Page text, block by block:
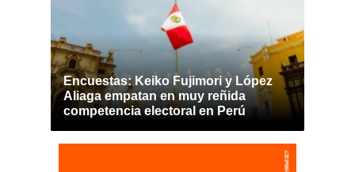
Encuestas: Keiko Fujimori y López
Aliaga empatan en muy reñida
competencia electoral en Perú